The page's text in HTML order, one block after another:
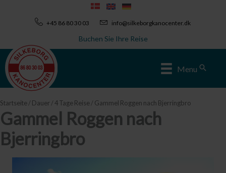
+45 86 80 30 03 info@silkeborgkanocenter.dk
Buchen Sie Ihre Reise
Menu
Startseite/ Dauer / 4 Tage Reise/ Gammel Roggen nach Bjerringbro
Gammel Roggen nach
Bjerringbro